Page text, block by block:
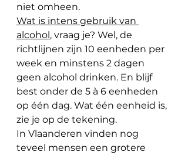
niet omheen.
Wat is intens gebruik van
alcohol, vraag je? Wel, de
richtlijnen zijn 10 eenheden per
week en minstens 2 dagen
geen alcohol drinken. En blijf
best onder de 5 à 6 eenheden
op één dag. Wat één eenheid is,
zie je op de tekening.
In Vlaanderen vinden nog
teveel mensen een grotere